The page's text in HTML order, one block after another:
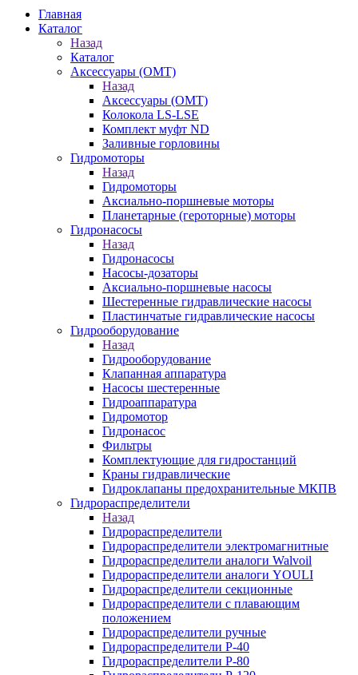
Главная
Каталог
Назад
Каталог
Аксессуары (OMT)
Назад
Аксессуары (OMT)
Колокола LS-LSE
Комплект муфт ND
Заливные горловины
Гидромоторы
Назад
Гидромоторы
Аксиально-поршневые моторы
Планетарные (героторные) моторы
Гидронасосы
Назад
Гидронасосы
Насосы-дозаторы
Аксиально-поршневые насосы
Шестеренные гидравлические насосы
Пластинчатые гидравлические насосы
Гидрооборудование
Назад
Гидрооборудование
Клапанная аппаратура
Насосы шестеренные
Гидроаппаратура
Гидромотор
Гидронасос
Фильтры
Комплектующие для гидростанций
Краны гидравлические
Гидроклапаны предохранительные МКПВ
Гидрораспределители
Назад
Гидрораспределители
Гидрораспределители электромагнитные
Гидрораспределители аналоги Walvoil
Гидрораспределители аналоги YOULI
Гидрораспределители секционные
Гидрораспределители с плавающим
положением
Гидрораспределители ручные
Гидрораспределители Р-40
Гидрораспределители Р-80